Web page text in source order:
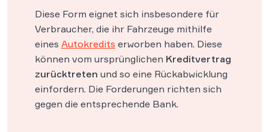
Diese Form eignet sich insbesondere für
Verbraucher, die ihr Fahrzeuge mithilfe
eines Autokredits erworben haben. Diese
können vom ursprünglichen Kreditvertrag
zurücktreten und so eine Rückabwicklung
einfordern. Die Forderungen richten sich
gegen die entsprechende Bank.